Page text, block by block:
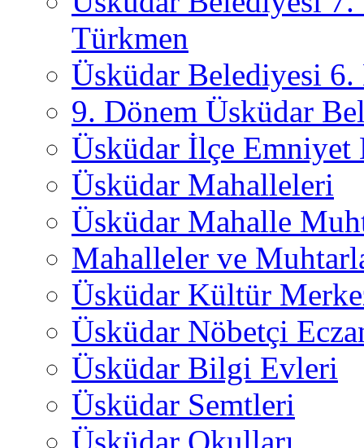
Türkmen
Üsküdar Belediyesi 6.
9. Dönem Üsküdar
Üsküdar İlçe
Üsküdar Mahalleleri
Üsküdar Mahalle
Mahalleler ve
Üsküdar Kültür
Üsküdar Nöbetçi
Üsküdar Bilgi Evleri
Üsküdar Semtleri